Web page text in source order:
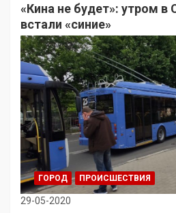
«Кина не будет»: утром в
встали «синие»
ГОРОД ПРОИСШЕСТВИЯ
29-05-2020